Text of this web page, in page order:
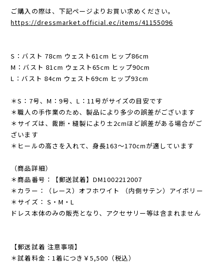
ご購入の際は、下記ページよりお買い求めください。
https://dressmarket.official.ec/items/41155096
S：バスト 78cm ウェスト61cm ヒップ86cm
M：バスト 81cm ウェスト65cm ヒップ90cm
L：バスト 84cm ウェスト69cm ヒップ93cm
＊S：7号、M：9号、L：11号がサイズの目安です
＊職人の手作業のため、製品により多少の誤差がございます
＊サイズは、裁断・縫製により±2cmほど誤差がある場合がご
ざいます
＊ヒールの高さを入れて、身長163〜170cmが適しています
（商品詳細）
＊商品番号：【郵送試着】DM1002212007
＊カラー：（レース）オフホワイト （内側サテン）アイボリー
＊サイズ： S・M・L
ドレス本体のみの販売となり、アクセサリー等は含まれません
【郵送試着 注意事項】
＊試着料金：1着につき￥5,500（税込）